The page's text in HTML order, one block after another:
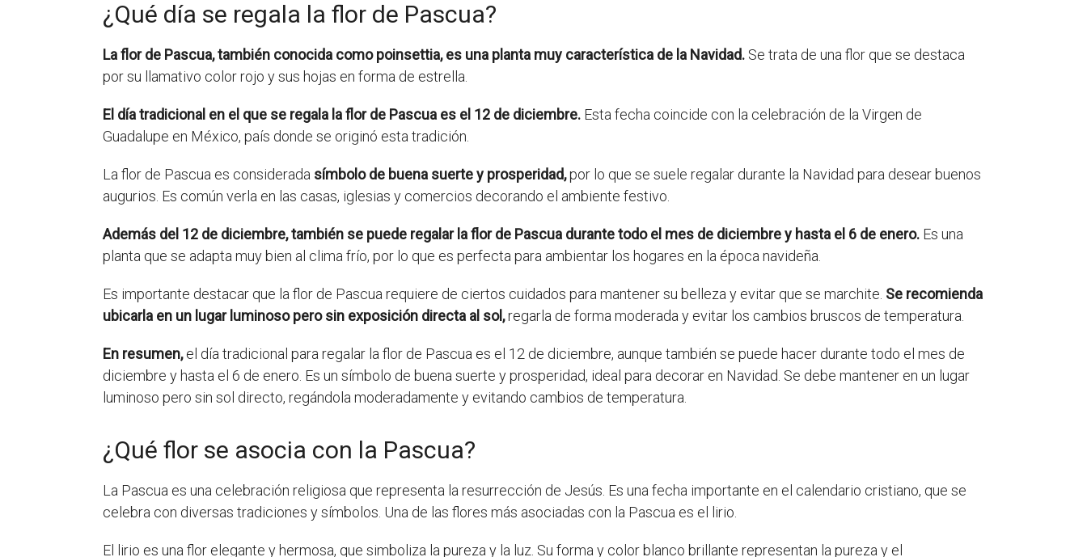
¿Qué día se regala la flor de Pascua?
La flor de Pascua, también conocida como poinsettia, es una planta muy característica de la Navidad. Se trata de una flor que se destaca
por su llamativo color rojo y sus hojas en forma de estrella.
El día tradicional en el que se regala la flor de Pascua es el 12 de diciembre. Esta fecha coincide con la celebración de la Virgen de
Guadalupe en México, país donde se originó esta tradición.
La flor de Pascua es considerada símbolo de buena suerte y prosperidad,por lo que se suele regalar durante la Navidad para desear buenos
augurios. Es común verla en las casas, iglesias y comercios decorando el ambiente festivo.
Además del 12 de diciembre, también se puede regalar la flor de Pascua durante todo el mes de diciembre y hasta el 6 de enero. Es una
planta que se adapta muy bien al clima frío, por lo que es perfecta para ambientar los hogares en la época navideña.
Es importante destacar que la flor de Pascua requiere de ciertos cuidados para mantener su belleza y evitar que se marchite. Se recomienda
ubicarla en un lugar luminoso pero sin exposición directa al sol,regarla de forma moderada y evitar los cambios bruscos de temperatura.
En resumen,el día tradicional para regalar la flor de Pascua es el 12 de diciembre, aunque también se puede hacer durante todo el mes de
diciembre y hasta el 6 de enero. Es un símbolo de buena suerte y prosperidad, ideal para decorar en Navidad. Se debe mantener en un lugar
luminoso pero sin sol directo, regándola moderadamente y evitando cambios de temperatura.
¿Qué flor se asocia con la Pascua?
La Pascua es una celebración religiosa que representa la resurrección de Jesús. Es una fecha importante en el calendario cristiano, que se
celebra con diversas tradiciones y símbolos. Una de las flores más asociadas con la Pascua es el lirio.
El lirio es una flor elegante y hermosa, que simboliza la pureza y la luz. Su forma y color blanco brillante representan la pureza y el